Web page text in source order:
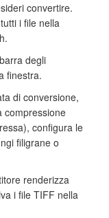
convertire.
i file nella
degli
finestra.
di conversione,
compressione
configura le
filigrane o
renderizza
i file TIFF nella